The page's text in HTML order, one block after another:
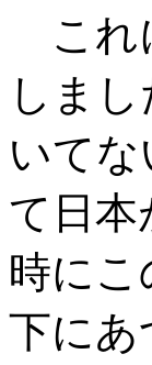
これ
しま
いて
て日本
時に
下にあ